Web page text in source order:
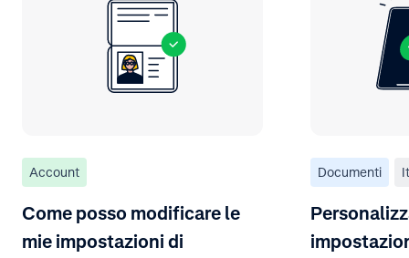
Account
Come posso modificare le
mie impostazioni di
Documenti